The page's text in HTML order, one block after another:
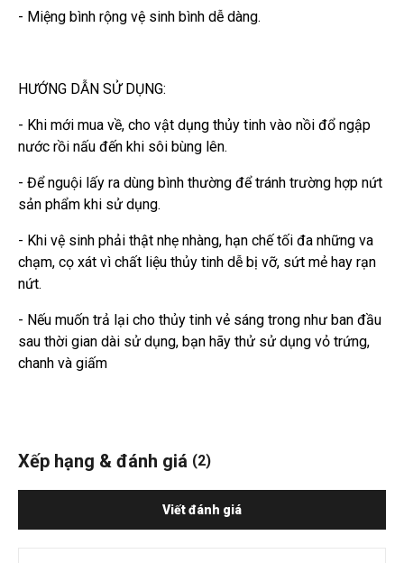
- Miệng bình rộng vệ sinh bình dễ dàng.
HƯỚNG DẪN SỬ DỤNG:
- Khi mới mua về, cho vật dụng thủy tinh vào nồi đổ ngập
nước rồi nấu đến khi sôi bùng lên.
- Để nguội lấy ra dùng bình thường để tránh trường hợp nứt
sản phẩm khi sử dụng.
- Khi vệ sinh phải thật nhẹ nhàng, hạn chế tối đa những va
chạm, cọ xát vì chất liệu thủy tinh dễ bị vỡ, sứt mẻ hay rạn
nứt.
- Nếu muốn trả lại cho thủy tinh vẻ sáng trong như ban đầu
sau thời gian dài sử dụng, bạn hãy thử sử dụng vỏ trứng,
chanh và giấm
Xếp hạng & đánh giá (2)
Viết đánh giá